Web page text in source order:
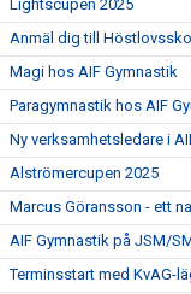
Lightscupen 2025
Anmäl dig till
Magi hos AIF Gymnastik
Paragymnastik hos AIF
Ny verksamhetsledare i
Alströmercupen 2025
Marcus Göransson - ett
AIF Gymnastik på JSM/
Terminsstart med KvAG-